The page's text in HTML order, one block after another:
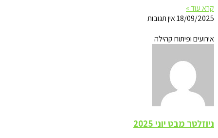
קרא עוד »
18/09/2025אין תגובות
אירועים ופיתוח קהילה
ניוזלטר מבט יוני 2025